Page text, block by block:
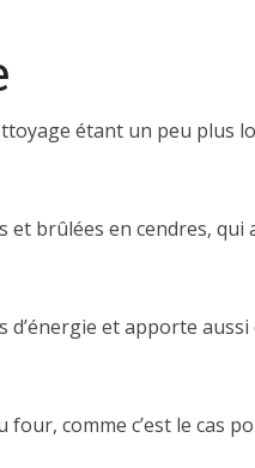
étant un peu plus
brûlées en cendres,
et apporte
comme c’est le cas